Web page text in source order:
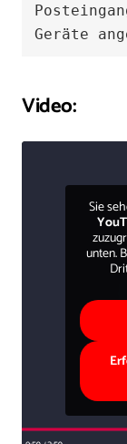
Video:
Sie
unten.